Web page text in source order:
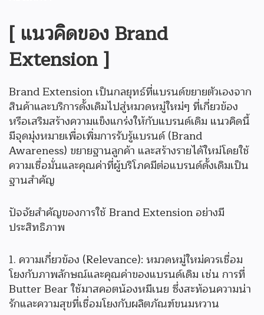
[ แนวคิดของ Brand
Extension ]
Brand Extension เป็นกลยุทธ์ที่แบรนด์ขยายตัวเองจาก
สินค้าและบริการดั้งเดิมไปสู่หมวดหมู่ใหม่ๆ ที่เกี่ยวข้อง
หรือเสริมสร้างความแข็งแกร่งให้กับแบรนด์เดิม แนวคิดนี้
มีจุดมุ่งหมายเพื่อเพิ่มการรับรู้แบรนด์ (Brand
Awareness) ขยายฐานลูกค้า และสร้างรายได้ใหม่โดยใช้
ความเชื่อมั่นและคุณค่าที่ผู้บริโภคมีต่อแบรนด์ดั้งเดิมเป็น
ฐานสำคัญ
ปัจจัยสำคัญของการใช้ Brand Extension อย่างมี
ประสิทธิภาพ
1. ความเกี่ยวข้อง (Relevance): หมวดหมู่ใหม่ควรเชื่อม
โยงกับภาพลักษณ์และคุณค่าของแบรนด์เดิม เช่น การที่
Butter Bear ใช้มาสคอตน้องหมีเนย ซึ่งสะท้อนความน่า
รักและความสุขที่เชื่อมโยงกับผลิตภัณฑ์ขนมหวาน